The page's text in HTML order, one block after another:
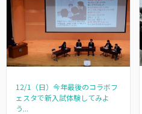
12/1（日）今年最後のコラボフ
ェスタで新入試体験してみよ
う...